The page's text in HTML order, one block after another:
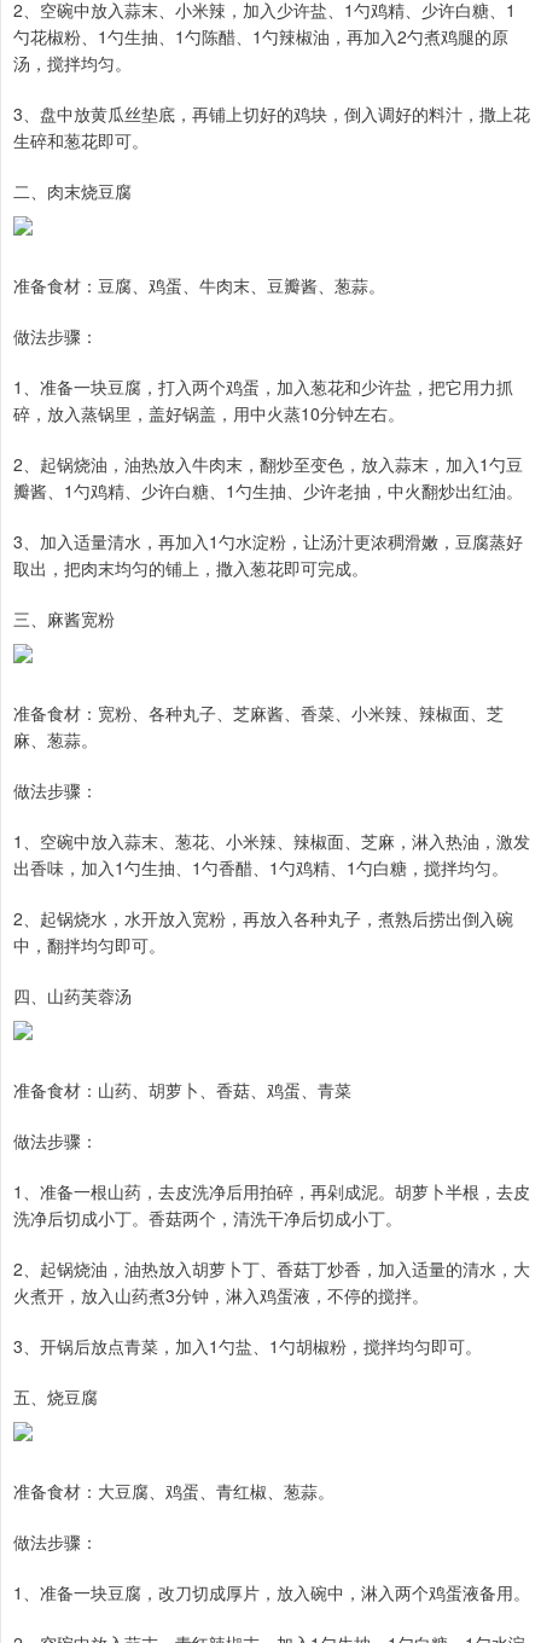
2、空碗中放入蒜末、小米辣，加入少许盐、1勺鸡精、少许白糖、1
勺花椒粉、1勺生抽、1勺陈醋、1勺辣椒油，再加入2勺煮鸡腿的原
汤，搅拌均匀。
3、盘中放黄瓜丝垫底，再铺上切好的鸡块，倒入调好的料汁，撒上花
生碎和葱花即可。
二、肉末烧豆腐
准备食材：豆腐、鸡蛋、牛肉末、豆瓣酱、葱蒜。
做法步骤：
1、准备一块豆腐，打入两个鸡蛋，加入葱花和少许盐，把它用力抓
碎，放入蒸锅里，盖好锅盖，用中火蒸10分钟左右。
2、起锅烧油，油热放入牛肉末，翻炒至变色，放入蒜末，加入1勺豆
瓣酱、1勺鸡精、少许白糖、1勺生抽、少许老抽，中火翻炒出红油。
3、加入适量清水，再加入1勺水淀粉，让汤汁更浓稠滑嫩，豆腐蒸好
取出，把肉末均匀的铺上，撒入葱花即可完成。
三、麻酱宽粉
准备食材：宽粉、各种丸子、芝麻酱、香菜、小米辣、辣椒面、芝
麻、葱蒜。
做法步骤：
1、空碗中放入蒜末、葱花、小米辣、辣椒面、芝麻，淋入热油，激发
出香味，加入1勺生抽、1勺香醋、1勺鸡精、1勺白糖，搅拌均匀。
2、起锅烧水，水开放入宽粉，再放入各种丸子，煮熟后捞出倒入碗
中，翻拌均匀即可。
四、山药芙蓉汤
准备食材：山药、胡萝卜、香菇、鸡蛋、青菜
做法步骤：
1、准备一根山药，去皮洗净后用拍碎，再剁成泥。胡萝卜半根，去皮
洗净后切成小丁。香菇两个，清洗干净后切成小丁。
2、起锅烧油，油热放入胡萝卜丁、香菇丁炒香，加入适量的清水，大
火煮开，放入山药煮3分钟，淋入鸡蛋液，不停的搅拌。
3、开锅后放点青菜，加入1勺盐、1勺胡椒粉，搅拌均匀即可。
五、烧豆腐
准备食材：大豆腐、鸡蛋、青红椒、葱蒜。
做法步骤：
1、准备一块豆腐，改刀切成厚片，放入碗中，淋入两个鸡蛋液备用。